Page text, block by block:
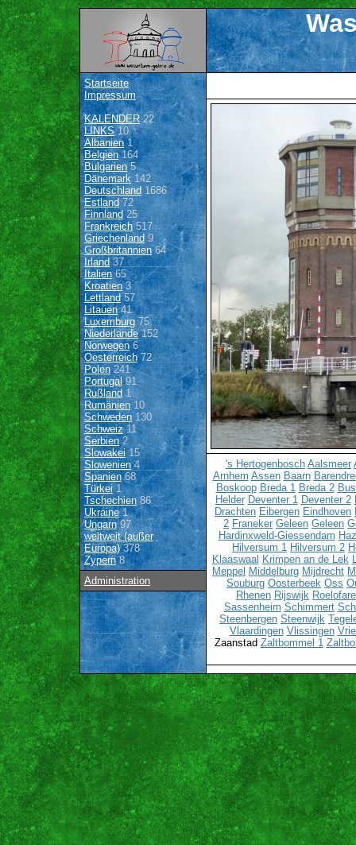
Startseite
Impressum
KALENDER22
LINKS10
Albanien1
Belgien164
Bulgarien 5
Dänemark142
Deutschland 1686
Estland 72
Finnland 25
Frankreich517
Griechenland9
Großbritannien64
Irland 37
Italien65
Kroatien3
Lettland57
Litauen41
Luxemburg 75
Niederlande152
Norwegen6
Oesterreich72
Polen 241
Portugal91
Rußland 1
Rumänien10
Schweden 130
Schweiz11
Serbien2
Slowakei15
Slowenien4
Spanien68
Türkei1
Tschechien 86
Ukraine1
Ungarn97
weltweit (außer
Europa)378
Zypern8
Administration
's Hertogenbosch Aalsmeer
Arnhem Assen Baarn
Boskoop Breda 1 Breda 2
Helder Deventer 1 Deventer 2
Drachten Eibergen Eindhoven
2 Franeker Geleen Geleen
Hardinxweld-Giessendam
Hilversum 1 Hilversum 2
Klaaswaal Krimpen an de Lek
Meppel Middelburg Mijdrecht
Souburg Oosterbeek Oss
Rhenen Rijswijk
Sassenheim Schimmert
Steenbergen Steenwijk
Vlaardingen Vlissingen
Zaanstad Zaltbommel 1